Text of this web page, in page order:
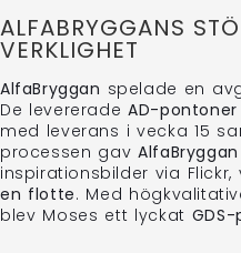
ALFABRYGGANS
VERKLIGHET
AlfaBryggan spelade en
De levereradeAD-pontoner
med leverans i vecka 15
processen gavAlfaBryggan
inspirationsbilder via
en flotte. Med
blev Moses ett lyckat